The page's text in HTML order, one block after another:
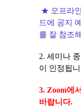
★ 오프라
드에 공지
를 잘 참조
2. 세미나
이 인정됩
3. Zoom에
바랍니다.